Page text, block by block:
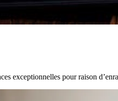
exceptionnelles pour raison